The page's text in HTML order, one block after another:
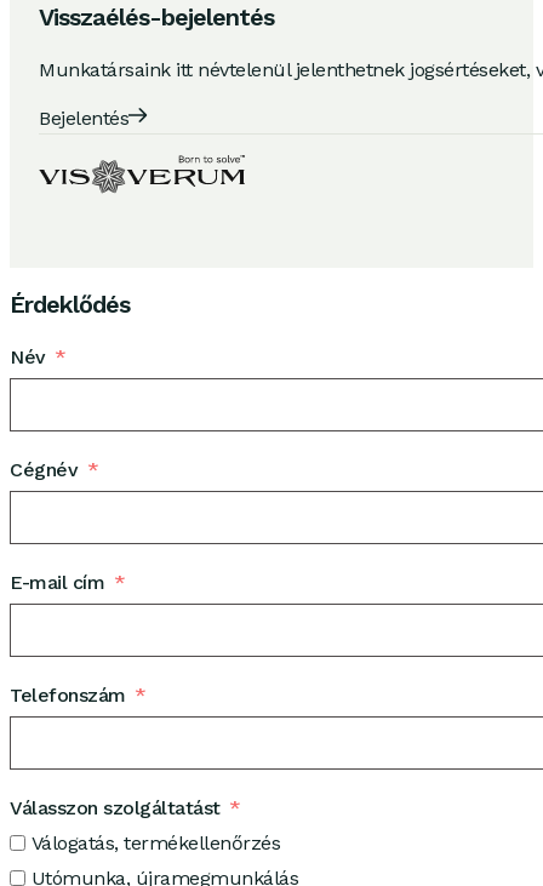
Visszaélés-bejelentés
Munkatársaink itt névtelenül jelenthetnek jogsértéseket,
Bejelentés
Érdeklődés
Név
Cégnév
E-mail cím
Telefonszám
Válasszon szolgáltatást
Válogatás, termékellenőrzés
Utómunka, újramegmunkálás